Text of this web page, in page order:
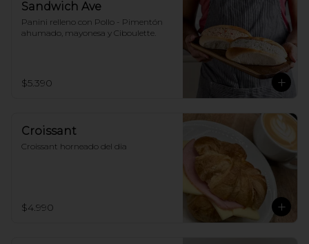
Sandwich Ave
Panini relleno con Pollo - Pimentón
ahumado, mayonesa y Ciboulette.
$5.390
Croissant
Croissant horneado del dia
$4.990